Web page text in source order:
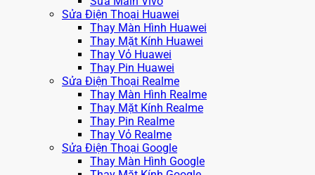
Sửa Điện Thoại Huawei
Thay Màn Hình Huawei
Thay Mặt Kính Huawei
Thay Vỏ Huawei
Thay Pin Huawei
Sửa Điện Thoại Realme
Thay Màn Hình Realme
Thay Mặt Kính Realme
Thay Pin Realme
Thay Vỏ Realme
Sửa Điện Thoại Google
Thay Màn Hình Google